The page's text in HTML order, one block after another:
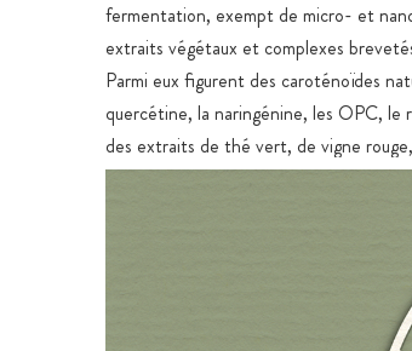
fermentation, exempt de micro- et
extraits végétaux et complexes
Parmi eux figurent des caroténoïdes
quercétine, la naringénine, les OPC,
des extraits de thé vert, de vigne
et de ginseng américain. Un extrait de
Cette synergie d’ingrédients soutient
collagène, contribue au maintien d’une